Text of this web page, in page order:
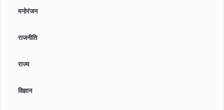
मनोरंजन
राजनीति
राज्य
विज्ञान